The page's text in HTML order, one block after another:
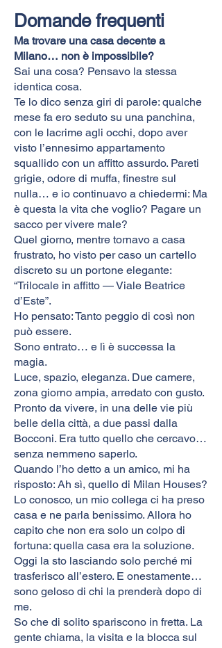
Domande frequenti
Ma trovare una casa decente a
Milano… non è impossibile?
Sai una cosa? Pensavo la stessa
identica cosa.
Te lo dico senza giri di parole: qualche
mese fa ero seduto su una panchina,
con le lacrime agli occhi, dopo aver
visto l’ennesimo appartamento
squallido con un affitto assurdo. Pareti
grigie, odore di muffa, finestre sul
nulla… e io continuavo a chiedermi: Ma
è questa la vita che voglio? Pagare un
sacco per vivere male?
Quel giorno, mentre tornavo a casa
frustrato, ho visto per caso un cartello
discreto su un portone elegante:
“Trilocale in affitto — Viale Beatrice
d’Este”.
Ho pensato: Tanto peggio di così non
può essere.
Sono entrato… e lì è successa la
magia.
Luce, spazio, eleganza. Due camere,
zona giorno ampia, arredato con gusto.
Pronto da vivere, in una delle vie più
belle della città, a due passi dalla
Bocconi. Era tutto quello che cercavo…
senza nemmeno saperlo.
Quando l’ho detto a un amico, mi ha
risposto: Ah sì, quello di Milan Houses?
Lo conosco, un mio collega ci ha preso
casa e ne parla benissimo. Allora ho
capito che non era solo un colpo di
fortuna: quella casa era la soluzione.
Oggi la sto lasciando solo perché mi
trasferisco all’estero. E onestamente…
sono geloso di chi la prenderà dopo di
me.
So che di solito spariscono in fretta. La
gente chiama, la visita e la blocca sul